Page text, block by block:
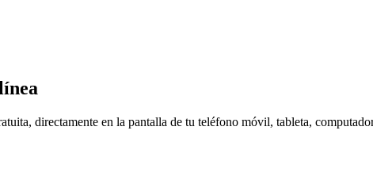
directamente en la pantalla de tu teléfono móvil, tableta,